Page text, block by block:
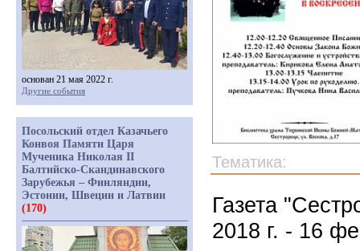
Тематика:
Газета
2018 г. - 16
основан 21 мая 2022 г.
Другие события
Посольский отдел Казачьего
Конвоя Памяти Царя
Мученика Николая II
Балтийско-Скандинавского
Зарубежья – Финляндии,
Эстонии, Швеции и Латвии
(170)